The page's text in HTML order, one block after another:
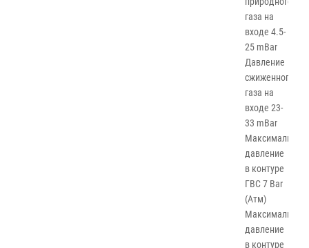
газа на
входе 4.5-
25 mBar
Давление
сжиженного
газа на
входе 23-
33 mBar
Максимальное
давление
в контуре
ГВС 7 Bar
(Атм)
Максимальное
давление
в контуре